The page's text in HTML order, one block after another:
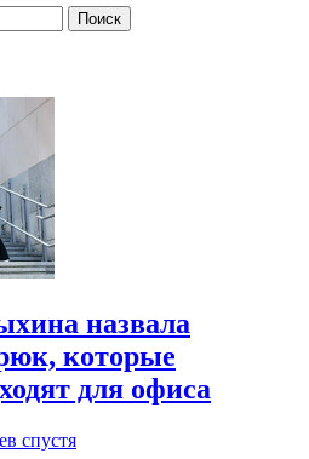
назвала
которые
для офиса
спустя